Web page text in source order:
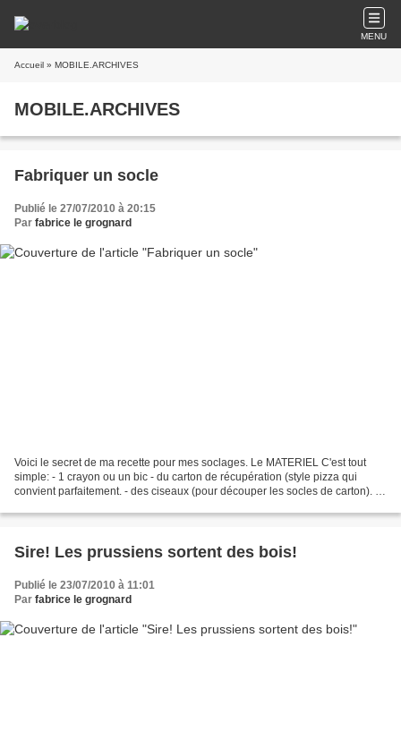
MENU
Accueil » MOBILE.ARCHIVES
MOBILE.ARCHIVES
Fabriquer un socle
Publié le 27/07/2010 à 20:15
Par fabrice le grognard
Voici le secret de ma recette pour mes soclages. Le MATERIEL C'est tout
simple: - 1 crayon ou un bic - du carton de récupération (style pizza qui
convient parfaitement. - des ciseaux (pour découper les socles de carton). -
Sire! Les prussiens sortent des bois!
Publié le 23/07/2010 à 11:01
Par fabrice le grognard